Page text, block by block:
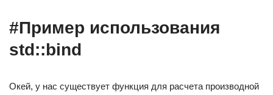
#Пример использования
std::bind
Окей, у нас существует функция для расчета производной